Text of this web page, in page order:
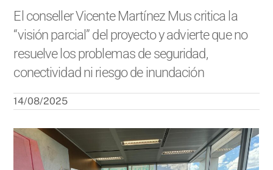
El conseller Vicente Martínez Mus critica la
“visión parcial” del proyecto y advierte que no
resuelve los problemas de seguridad,
conectividad ni riesgo de inundación
14/08/2025